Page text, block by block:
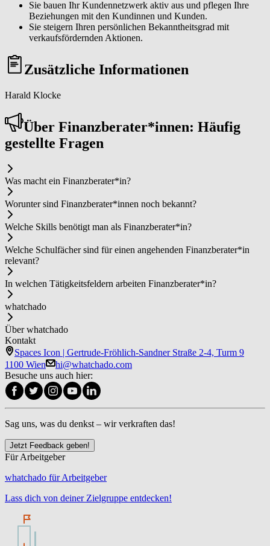
Sie bauen Ihr Kundennetzwerk aktiv aus und pflegen Ihre
Beziehungen mit den Kundinnen und Kunden.
Sie steigern Ihren persönlichen Bekanntheitsgrad mit
verkaufsfördernden Aktionen.
Zusätzliche Informationen
Harald Klocke
Über Fi­nanz­be­ra­ter*in­nen: Häufig
gestellte Fragen
Was macht ein Fi­nanz­be­ra­ter*in?
Worunter sind Fi­nanz­be­ra­ter*in­nen noch bekannt?
Welche Skills benötigt man als Fi­nanz­be­ra­ter*in?
Welche Schulfächer sind für einen angehenden Fi­nanz­be­ra­ter*in
relevant?
In welchen Tätigkeitsfeldern arbeiten Fi­nanz­be­ra­ter*in?
whatchado
Über whatchado
Kontakt
Spaces Icon | Gertrude-Fröhlich-Sandner Straße 2-4, Turm 9
1100 Wien
hi@whatchado.com
Besuche uns auch hier:
Sag uns, was du denkst – wir verkraften das!
Jetzt Feedback geben!
Für Arbeitgeber
whatchado für Arbeitgeber
Lass dich von deiner Zielgruppe entdecken!